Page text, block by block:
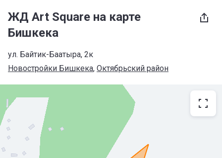
ЖД Art Square на карте
Бишкека
ул. Байтик-Баатыра, 2к
Новостройки Бишкека, Октябрьский район